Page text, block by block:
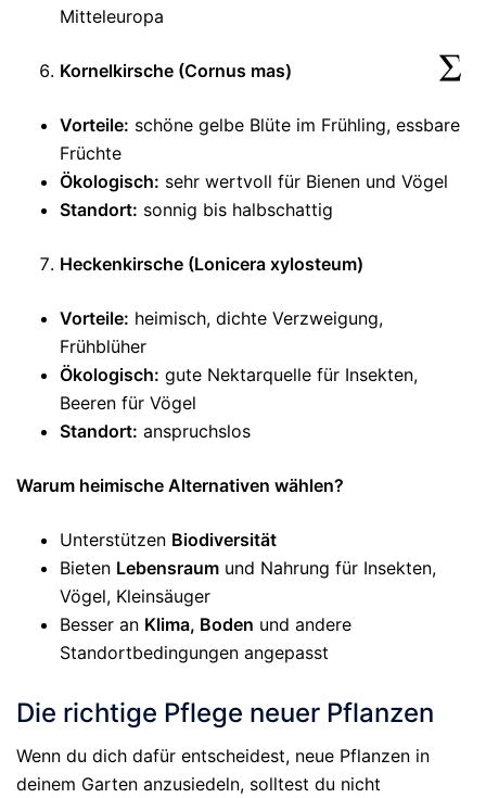
Mitteleuropa
Kornelkirsche (Cornus mas)
Vorteile: schöne gelbe Blüte im Frühling, essbare
Früchte
Ökologisch: sehr wertvoll für Bienen und Vögel
Standort: sonnig bis halbschattig
Heckenkirsche (Lonicera xylosteum)
Vorteile: heimisch, dichte Verzweigung,
Frühblüher
Ökologisch: gute Nektarquelle für Insekten,
Beeren für Vögel
Standort: anspruchslos
Warum heimische Alternativen wählen?
Unterstützen Biodiversität
Bieten Lebensraum und Nahrung für Insekten,
Vögel, Kleinsäuger
Besser an Klima, Boden und andere
Standortbedingungen angepasst
Die richtige Pflege neuer Pflanzen
Wenn du dich dafür entscheidest, neue Pflanzen in
deinem Garten anzusiedeln, solltest du nicht